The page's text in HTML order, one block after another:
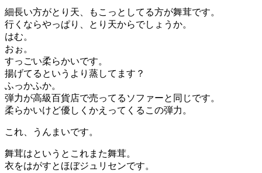
細長い方がとり天、もこっとしてる方が舞茸です。
行くならやっぱり、とり天からでしょうか。
はむ。
おぉ。
すっごい柔らかいです。
揚げてるというより蒸してます？
ふっかふか。
弾力が高級百貨店で売ってるソファーと同じです。
柔らかいけど優しくかえってくるこの弾力。
これ、うんまいです。
舞茸はというとこれまた舞茸。
衣をはがすとほぼジュリセンです。